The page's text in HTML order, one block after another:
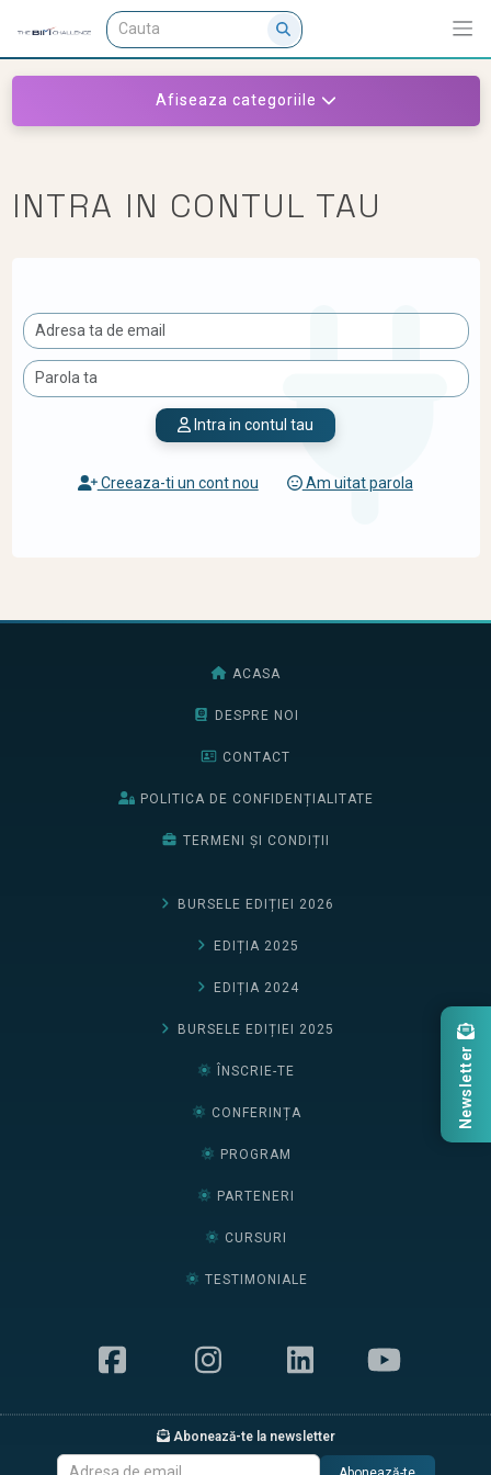
Afiseaza categoriile
INTRA IN CONTUL TAU
Intra in contul tau
Creeaza-ti un cont nou Am uitat parola
ACASA
DESPRE NOI
CONTACT
POLITICA DE CONFIDENȚIALITATE
TERMENI ȘI CONDIȚII
BURSELE EDIȚIEI 2026
EDIȚIA 2025
EDIȚIA 2024
BURSELE EDIȚIEI 2025
ÎNSCRIE-TE
CONFERINȚA
PROGRAM
PARTENERI
CURSURI
TESTIMONIALE
Abonează-te la newsletter
Newsletter